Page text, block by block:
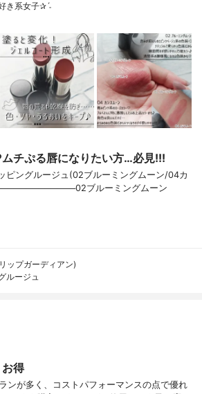
き系女子✰ˊ˗
チぷる唇になりたい方…必見!!!
ピングルージュ(02ブルーミングムーン/04カ
ブルーミングムーン
ップガーディアン)
ルージュ
得
ンが多く、コストパフォーマンスの点で優れ